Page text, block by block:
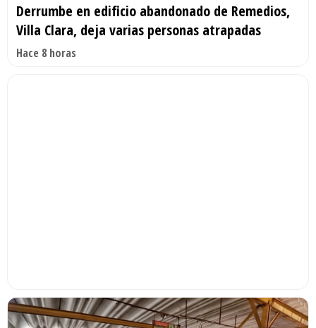
Derrumbe en edificio abandonado de Remedios,
Villa Clara, deja varias personas atrapadas
Hace 8 horas